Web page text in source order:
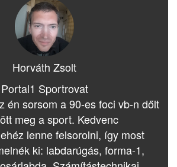
Horváth Zsolt
Sportrovat
én sorsom a 90-es foci vb-n dőlt
meg a sport. Kedvenc
lenne felsorolni, így most
ki: labdarúgás, forma-1,